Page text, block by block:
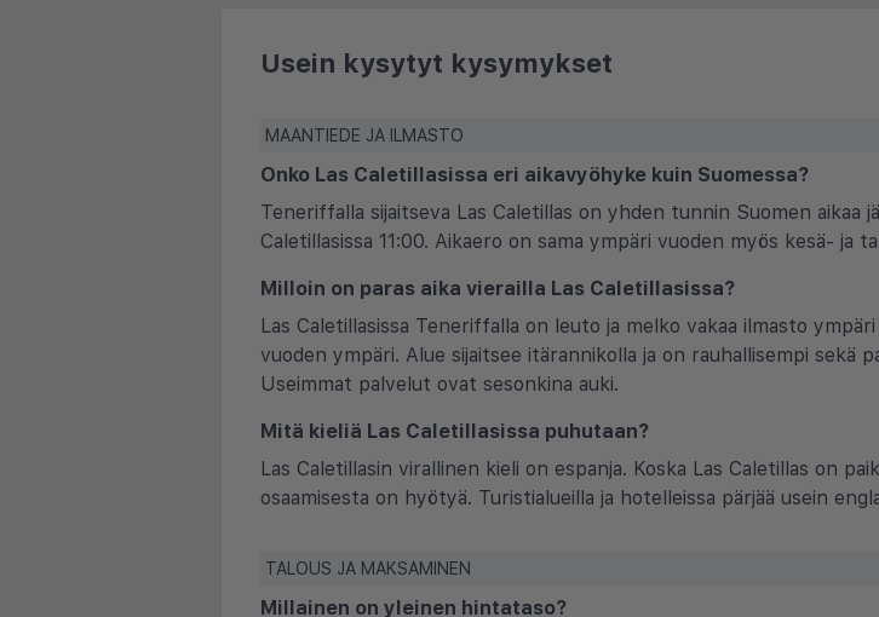
Usein kysytyt kysymykset
MAANTIEDE JA ILMASTO
Onko Las Caletillasissa eri aikavyöhyke kuin Suomessa?
Teneriffalla sijaitseva Las Caletillas on yhden tunnin Suomen aikaa
Caletillasissa 11:00. Aikaero on sama ympäri vuoden myös kesä- ja
Milloin on paras aika vierailla Las Caletillasissa?
Las Caletillasissa Teneriffalla on leuto ja melko vakaa ilmasto
vuoden ympäri. Alue sijaitsee itärannikolla ja on rauhallisempi sekä
Useimmat palvelut ovat sesonkina auki.
Mitä kieliä Las Caletillasissa puhutaan?
Las Caletillasin virallinen kieli on espanja. Koska Las Caletillas on
osaamisesta on hyötyä. Turistialueilla ja hotelleissa pärjää usein
TALOUS JA MAKSAMINEN
Millainen on yleinen hintataso?